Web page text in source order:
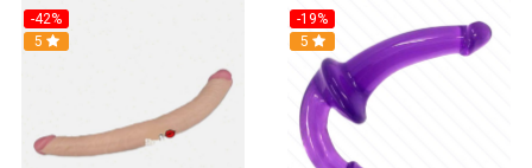
-42%
Hot
5
-19%
Hot
5